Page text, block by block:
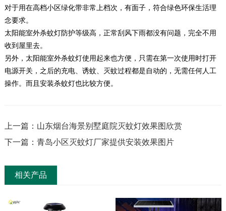
对于用在高档小区绿化带非常上档次，有面子，符合绿色环保生活理
念要求。
太阳能室外杀蚊灯防护等级高，正常刮风下雨都没有问题，完全不用
收到屋里去。
另外，太阳能室外杀蚊灯使用起来也方便，只需在第一次使用时打开
电源开关，之后的充电、诱蚊、灭蚊过程都是自动的，无需任何人工
操作。而且安装杀蚊灯也比较方便。
上一篇：山东烟台海景别墅庭院灭蚊灯效果图欣赏
下一篇：青岛小区灭蚊灯厂家提供安装效果图片
相关产品